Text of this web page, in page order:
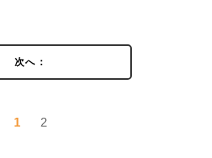
次へ：
1 2